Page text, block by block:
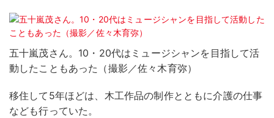
五十嵐茂さん。10・20代はミュージシャンを目指して活
動したこともあった（撮影／佐々木育弥）
移住して5年ほどは、木工作品の制作とともに介護の仕事
なども行っていた。